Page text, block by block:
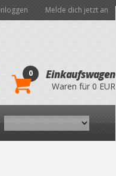
Melde dich jetzt an
0 Einkaufswagen
Waren für 0 EUR